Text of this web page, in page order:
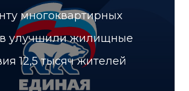
многоквартирных
улучшили жилищные
12,5 тысяч жителей